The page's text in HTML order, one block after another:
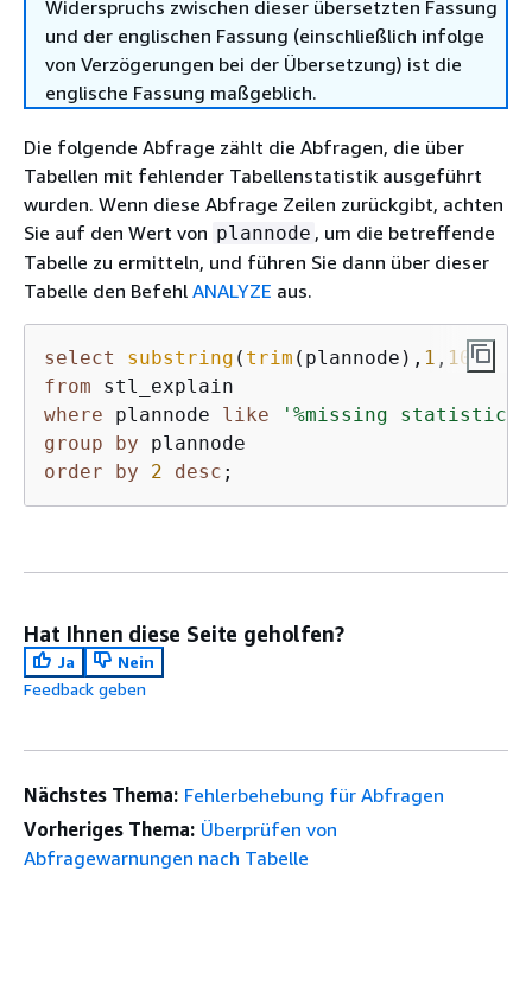
Widerspruchs zwischen dieser übersetzten Fassung
und der englischen Fassung (einschließlich infolge
von Verzögerungen bei der Übersetzung) ist die
englische Fassung maßgeblich.
Die folgende Abfrage zählt die Abfragen, die über
Tabellen mit fehlender Tabellenstatistik ausgeführt
wurden. Wenn diese Abfrage Zeilen zurückgibt, achten
Sie auf den Wert von plannode , um die betreffende
Tabelle zu ermitteln, und führen Sie dann über dieser
Tabelle den Befehl ANALYZE aus.
select substring ( trim (plannode), 1 , 100)
from
where plannode like
'%missing
group
by
order
by 2 desc ;
Hat Ihnen diese Seite geholfen?
Ja
Nein
Feedback geben
Nächstes Thema: Fehlerbehebung für Abfragen
Vorheriges Thema: Überprüfen von
Abfragewarnungen nach Tabelle